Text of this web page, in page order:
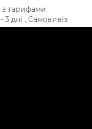
з тарифами
3 дні , Самовивіз